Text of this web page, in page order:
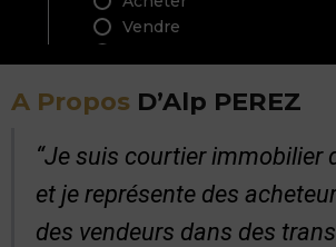
A Propos D’Alp PEREZ
“Je suis courtier immobilier
et je représente des
des vendeurs dans des